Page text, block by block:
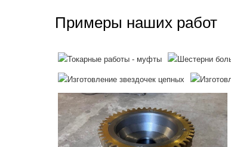
Примеры наших работ